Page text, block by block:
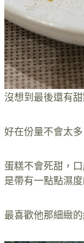
沒想到最後還有
好在份量不會太
蛋糕不會死甜，
是帶有一點點濕
最喜歡他那細緻